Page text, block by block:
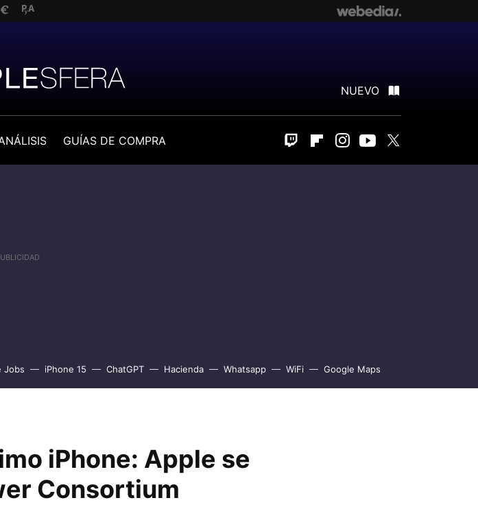
NUEVO
GUÍAS DE COMPRA Twitch FlipboardInstagram
Youtube
Jobs iPhone 15 ChatGPT Hacienda Whatsapp WiFi Google Maps
iPhone: Apple se
Consortium